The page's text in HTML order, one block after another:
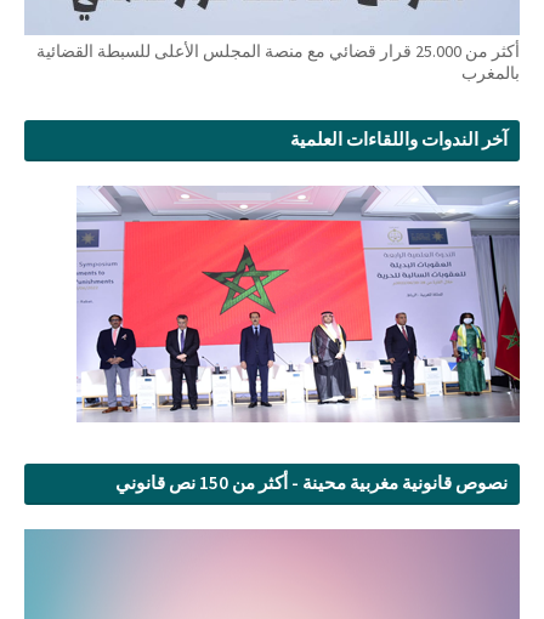
أكثر من 25.000 قرار قضائي مع منصة المجلس الأعلى للسبطة القضائية
بالمغرب
آخر الندوات واللقاءات العلمية
نصوص قانونية مغربية محينة - أكثر من 150 نص قانوني